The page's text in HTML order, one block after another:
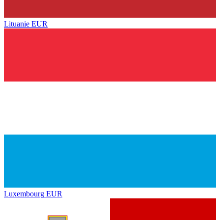
Lituanie EUR
Luxembourg EUR